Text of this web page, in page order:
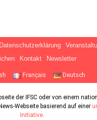
Datenschutzerklärung
Kontakt Newsletter
Français Deutsch
der IFSC oder von einem
Webseite basierend auf einer
Initiative.